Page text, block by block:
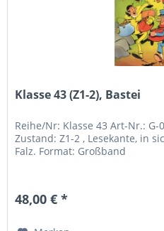
Klasse 43 (Z1-2), Bastei
Reihe/Nr: Klasse 43 Art-Nr.: G-
Zustand: Z1-2 , Lesekante, in
Falz. Format: Großband
48,00 € *